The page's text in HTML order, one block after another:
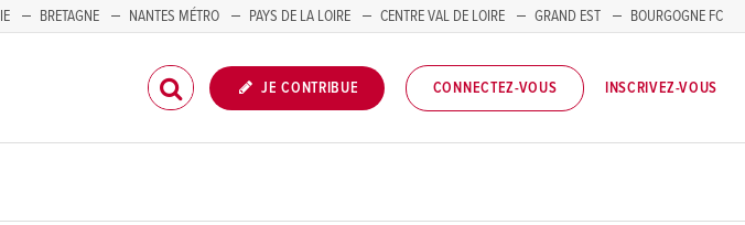
BRETAGNE NANTES MÉTRO PAYS DE LA LOIRE CENTRE VAL DE LOIRE GRAND EST
BOURGOGNE FC
JE CONTRIBUE CONNECTEZ-VOUS INSCRIVEZ-VOUS